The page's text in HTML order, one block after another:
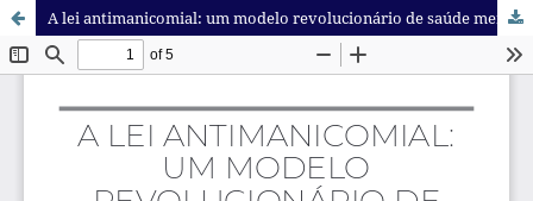
A lei antimanicomial: um modelo revolucionário de saúde mental